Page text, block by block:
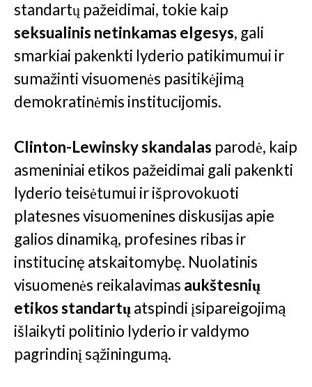
standartų pažeidimai, tokie kaip
seksualinis netinkamas elgesys, gali
smarkiai pakenkti lyderio patikimumui ir
sumažinti visuomenės pasitikėjimą
demokratinėmis institucijomis.
Clinton-Lewinsky skandalas parodė, kaip
asmeniniai etikos pažeidimai gali pakenkti
lyderio teisėtumui ir išprovokuoti
platesnes visuomenines diskusijas apie
galios dinamiką, profesines ribas ir
institucinę atskaitomybę. Nuolatinis
visuomenės reikalavimas aukštesnių
etikos standartų atspindi įsipareigojimą
išlaikyti politinio lyderio ir valdymo
pagrindinį sąžiningumą.